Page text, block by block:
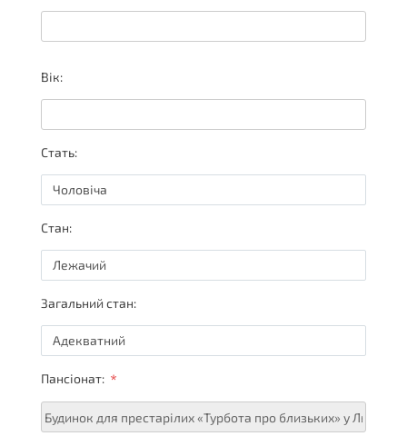
Вік:
Стать:
Стан:
Загальний стан:
Пансіонат: *